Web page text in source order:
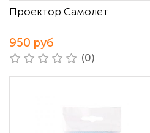
Проектор Самолет
950 руб
(0)